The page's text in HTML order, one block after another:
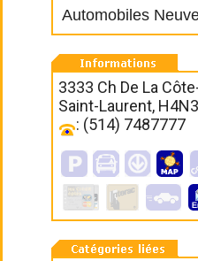
Automobiles
3333 Ch De La
Saint-Laurent,
: (514) 7487777